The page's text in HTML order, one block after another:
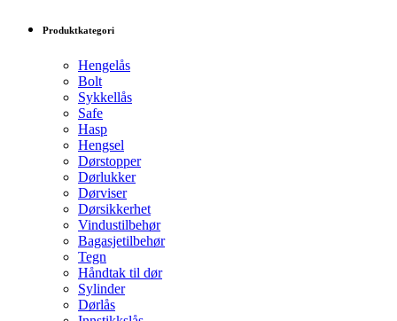
Produktkategori
Hengelås
Bolt
Sykkellås
Safe
Hasp
Hengsel
Dørstopper
Dørlukker
Dørviser
Dørsikkerhet
Vindustilbehør
Bagasjetilbehør
Tegn
Håndtak til dør
Sylinder
Dørlås